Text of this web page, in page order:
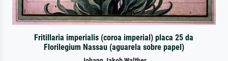
Fritillaria imperialis (coroa imperial) placa 25 da
Florilegium Nassau (aguarela sobre papel)